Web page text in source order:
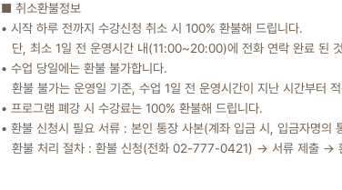
■ 취소환불정보
• 시작 하루 전까지 수강신청 취소 시 100% 환불해 드립니다.
단, 최소 1일 전 운영시간 내(11:00~20:00)에 전화 연락 완료 된
• 수업 당일에는 환불 불가합니다.
환불 불가는 운영일 기준, 수업 1일 전 운영시간이 지난 시간부터
• 프로그램 폐강 시 수강료는 100% 환불해 드립니다.
• 환불 신청시 필요 서류 : 본인 통장 사본(계좌 입금 시, 입금자명의
환불 처리 절차 : 환불 신청(전화 02-777-0421) → 서류 제출 →